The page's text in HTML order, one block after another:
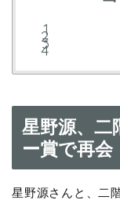
星野源、二
ー賞で再会
星野源さんと、二